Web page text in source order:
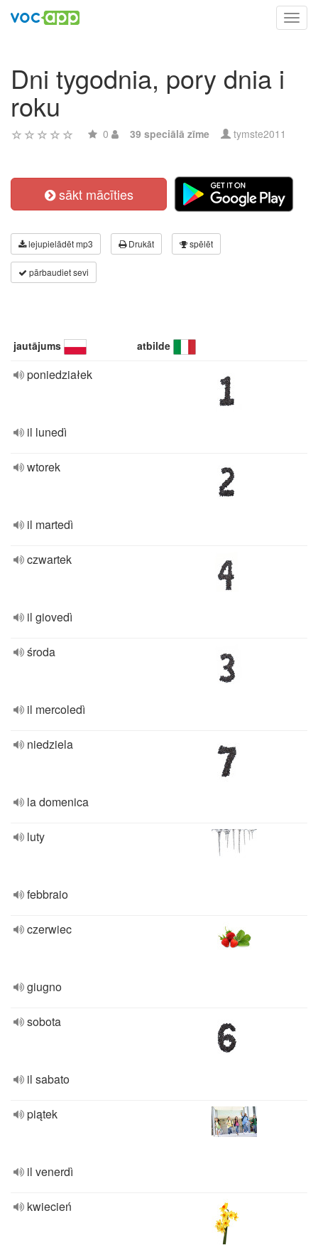
Dni tygodnia, pory dnia i
roku
0 39 speciālā zīme tymste2011
sākt mācīties
lejupielādēt mp3 Drukāt spēlēt
pārbaudiet sevi
jautājums atbilde
poniedziałek
il lunedì
wtorek
il martedì
czwartek
il giovedì
środa
il mercoledì
niedziela
la domenica
luty
febbraio
czerwiec
giugno
sobota
il sabato
piątek
il venerdì
kwiecień